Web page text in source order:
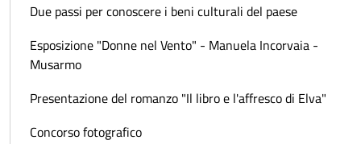
Due passi per conoscere i beni culturali del paese
Esposizione "Donne nel Vento" - Manuela Incorvaia -
Musarmo
Presentazione del romanzo "Il libro e l'affresco di Elva"
Concorso fotografico